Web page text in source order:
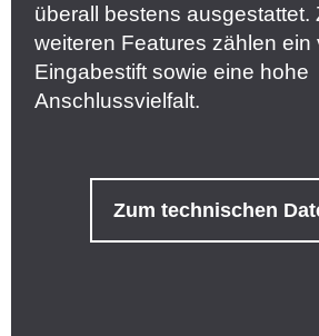
überall bestens ausgestattet.
weiteren Features zählen ein
Eingabestift sowie eine hohe
Anschlussvielfalt.
Zum technischen